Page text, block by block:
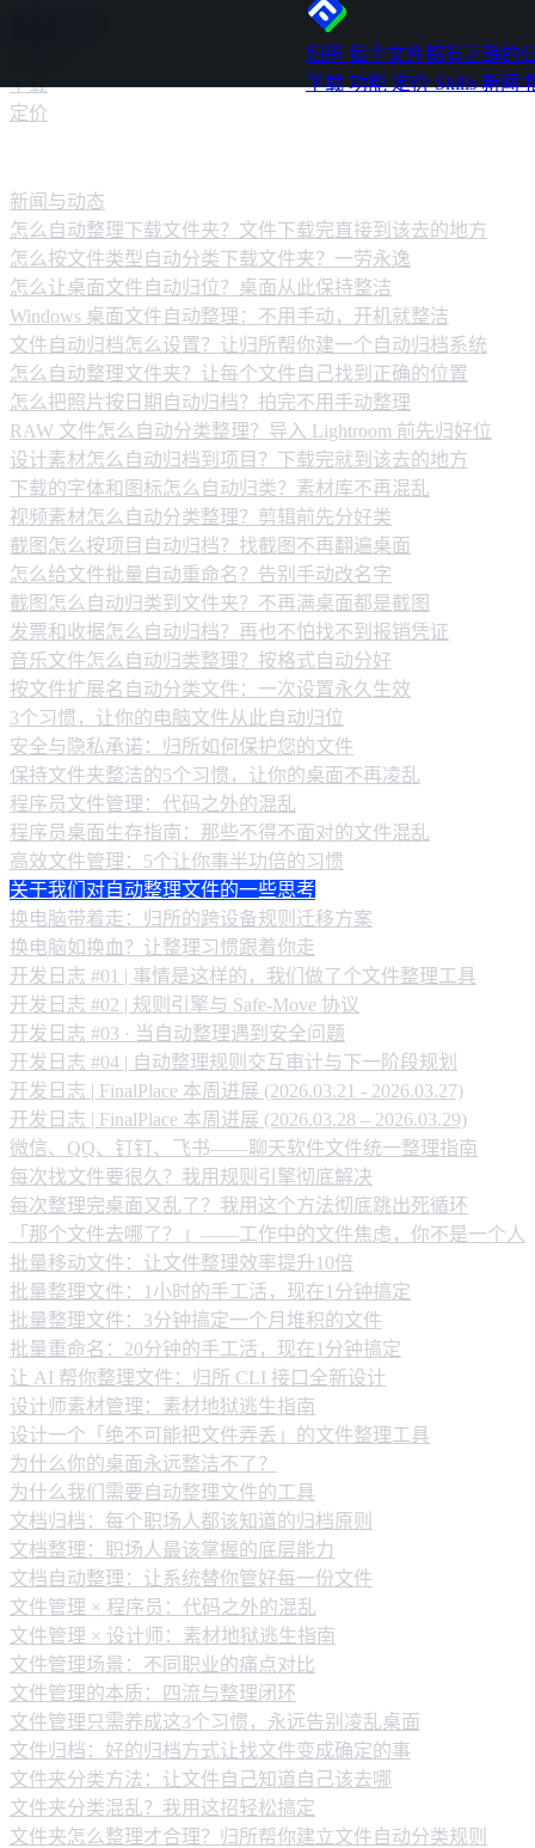
归所 每个文件都有正确的
下载功能定价Skills新闻
下载
定价
新闻与动态
怎么自动整理下载文件夹？文件下载完直接到该去的地方
怎么按文件类型自动分类下载文件夹？一劳永逸
怎么让桌面文件自动归位？桌面从此保持整洁
Windows 桌面文件自动整理：不用手动，开机就整洁
文件自动归档怎么设置？让归所帮你建一个自动归档系统
怎么自动整理文件夹？让每个文件自己找到正确的位置
怎么把照片按日期自动归档？拍完不用手动整理
RAW 文件怎么自动分类整理？导入 Lightroom 前先归好位
设计素材怎么自动归档到项目？下载完就到该去的地方
下载的字体和图标怎么自动归类？素材库不再混乱
视频素材怎么自动分类整理？剪辑前先分好类
截图怎么按项目自动归档？找截图不再翻遍桌面
怎么给文件批量自动重命名？告别手动改名字
截图怎么自动归类到文件夹？不再满桌面都是截图
发票和收据怎么自动归档？再也不怕找不到报销凭证
音乐文件怎么自动归类整理？按格式自动分好
按文件扩展名自动分类文件：一次设置永久生效
3个习惯，让你的电脑文件从此自动归位
安全与隐私承诺：归所如何保护您的文件
保持文件夹整洁的5个习惯，让你的桌面不再凌乱
程序员文件管理：代码之外的混乱
程序员桌面生存指南：那些不得不面对的文件混乱
高效文件管理：5个让你事半功倍的习惯
关于我们对自动整理文件的一些思考
换电脑带着走：归所的跨设备规则迁移方案
换电脑如换血？让整理习惯跟着你走
开发日志 #01 | 事情是这样的，我们做了个文件整理工具
开发日志 #02 | 规则引擎与 Safe-Move 协议
开发日志 #03 · 当自动整理遇到安全问题
开发日志 #04 | 自动整理规则交互审计与下一阶段规划
开发日志 | FinalPlace 本周进展 (2026.03.21 - 2026.03.27)
开发日志 | FinalPlace 本周进展 (2026.03.28 – 2026.03.29)
微信、QQ、钉钉、飞书——聊天软件文件统一整理指南
每次找文件要很久？我用规则引擎彻底解决
每次整理完桌面又乱了？我用这个方法彻底跳出死循环
「那个文件去哪了？」——工作中的文件焦虑，你不是一个人
批量移动文件：让文件整理效率提升10倍
批量整理文件：1小时的手工活，现在1分钟搞定
批量整理文件：3分钟搞定一个月堆积的文件
批量重命名：20分钟的手工活，现在1分钟搞定
让 AI 帮你整理文件：归所 CLI 接口全新设计
设计师素材管理：素材地狱逃生指南
设计一个「绝不可能把文件弄丢」的文件整理工具
为什么你的桌面永远整洁不了？
为什么我们需要自动整理文件的工具
文档归档：每个职场人都该知道的归档原则
文档整理：职场人最该掌握的底层能力
文档自动整理：让系统替你管好每一份文件
文件管理 × 程序员：代码之外的混乱
文件管理 × 设计师：素材地狱逃生指南
文件管理场景：不同职业的痛点对比
文件管理的本质：四流与整理闭环
文件管理只需养成这3个习惯，永远告别凌乱桌面
文件归档：好的归档方式让找文件变成确定的事
文件夹分类方法：让文件自己知道自己该去哪
文件夹分类混乱？我用这招轻松搞定
文件夹怎么整理才合理？归所帮你建立文件自动分类规则